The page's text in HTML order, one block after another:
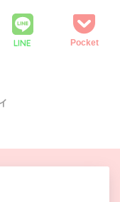
LINE Pocket